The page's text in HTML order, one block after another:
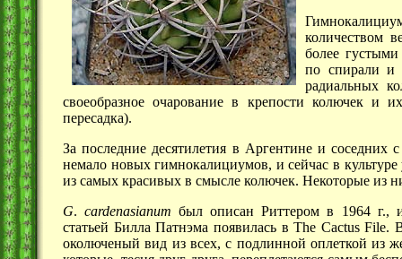
количеством
более
по спирали и
радиальных
своеобразное очарование в крепости колючек и
пересадка).
За последние десятилетия в Аргентине и соседних
немало новых гимнокалициумов, и сейчас в
из самых красивых в смысле колючек. Некоторые из
G.cardenasianum был описан Риттером в 1964 г.,
статьей Билла Патнэма появилась в The Cactus File.
околюченый вид из всех, с подлинной оплеткой из